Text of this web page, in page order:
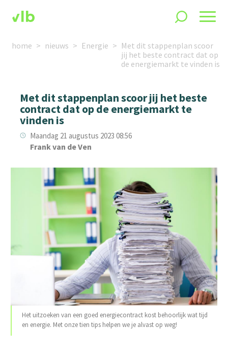
home nieuws Energie
Met dit stappenplan scoor
jij het beste contract dat op
de energiemarkt te vinden is
Met dit stappenplan scoor jij het beste
contract dat op de energiemarkt te
vinden is
Maandag 21 augustus 2023 08:56
Frank van de Ven
Het uitzoeken van een goed energiecontract kost behoorlijk wat tijd
en energie. Met onze tien tips helpen we je alvast op weg!